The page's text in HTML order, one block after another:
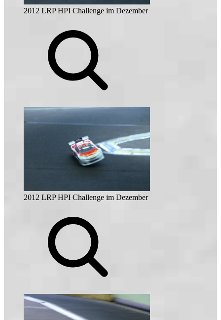
2012 LRP HPI Challenge im Dezember
2012 LRP HPI Challenge im Dezember